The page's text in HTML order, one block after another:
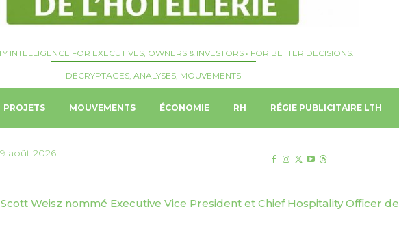
INTELLIGENCE FOR EXECUTIVES, OWNERS & INVESTORS • FOR BETTER DECISIONS.
DÉCRYPTAGES, ANALYSES, MOUVEMENTS
PROJETS MOUVEMENTS ÉCONOMIE RH RÉGIE PUBLICITAIRE LTH
août 2026
Weisz nommé Executive Vice President et Chief Hospitality Officer de
Suites boucle un refinancement bancaire de 180 millions d’euros pour ses